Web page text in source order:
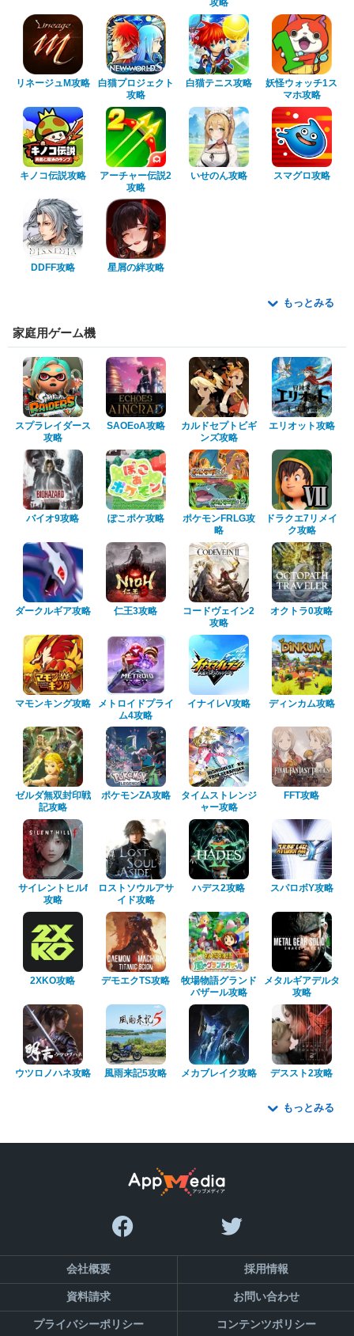
攻略
リネージュM攻略
白猫プロジェクト
攻略
白猫テニス攻略
妖怪ウォッチ1ス
マホ攻略
キノコ伝説攻略
アーチャー伝説2
攻略
いせのん攻略 スマグロ攻略
DDFF攻略 星屑の絆攻略
もっとみる
家庭用ゲーム機
スプラレイダース
攻略
SAOEoA攻略
カルドセプトビギ
ンズ攻略
エリオット攻略
バイオ9攻略 ぽこポケ攻略
ポケモンFRLG攻
略
ドラクエ7リメイ
ク攻略
ダークルギア攻略 仁王3攻略
コードヴェイン2
攻略
オクトラ0攻略
マモンキング攻略
メトロイドプライ
ム4攻略
イナイレV攻略 ディンカム攻略
ゼルダ無双封印戦
記攻略
ポケモンZA攻略
タイムストレンジ
ャー攻略
FFT攻略
サイレントヒルf
攻略
ロストソウルアサ
イド攻略
ハデス2攻略 スパロボY攻略
2XKO攻略 デモエクTS攻略
牧場物語グランド
バザール攻略
メタルギアデルタ
攻略
ウツロノハネ攻略 風雨来記5攻略 メカブレイク攻略 デススト2攻略
もっとみる
会社概要 採用情報
資料請求 お問い合わせ
プライバシーポリシー コンテンツポリシー